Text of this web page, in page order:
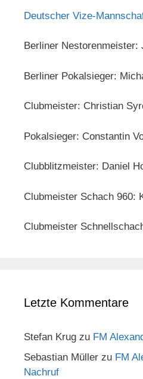
Deutscher Vize-
Berliner Nestorenmeister:
Berliner Pokalsieger:
Clubmeister: Christian
Pokalsieger: Constantin
Clubblitzmeister: Daniel
Clubmeister Schach 960:
Clubmeister
Letzte Kommentare
Stefan Krug zu FM
Sebastian Müller zu FM
Nachruf